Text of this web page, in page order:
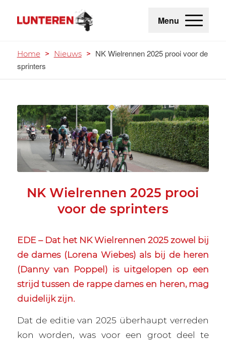
Menu
Home > Nieuws > NK Wielrennen 2025 prooi voor de
sprinters
NK Wielrennen 2025 prooi
voor de sprinters
EDE – Dat het NK Wielrennen 2025 zowel bij
de dames (Lorena Wiebes) als bij de heren
(Danny van Poppel) is uitgelopen op een
strijd tussen de rappe dames en heren, mag
duidelijk zijn.
Dat de editie van 2025 überhaupt verreden
kon worden, was voor een groot deel te